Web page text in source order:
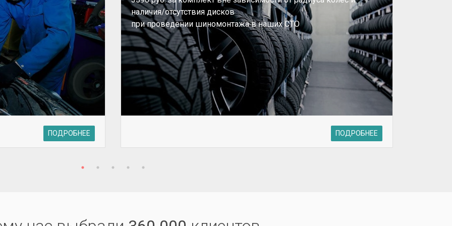
ПОДРОБНЕЕ
наличия/отсутствия дисков
при проведении шиномонтажа в наших СТО
ПОДРОБНЕЕ